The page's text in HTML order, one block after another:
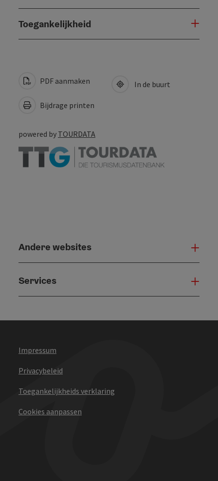
Toegankelijkheid
PDF aanmaken
Bijdrage printen
In de buurt
powered by TOURDATA
Andere websites
Services
Impressum
Privacybeleid
Toegankelijkheids verklaring
Cookies aanpassen